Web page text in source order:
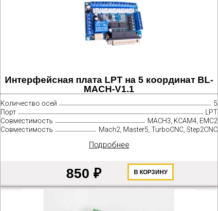
Интерфейсная плата LPT на 5 координат BL-
MACH-V1.1
Количество осей
5
Порт
LPT
Совместимость
MACH3, KCAM4, EMC2
Совместимость
Mach2, Master5, TurboCNC, Step2CNC
Подробнее
850 ₽ В КОРЗИНУ